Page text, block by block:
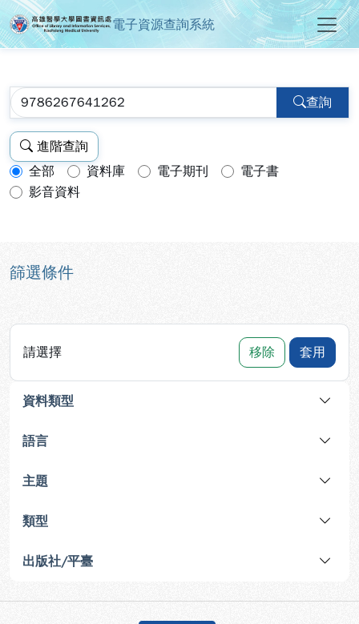
高雄醫學大學圖書資訊處電子資
電子資源查詢系統
查詢
進階查詢
查詢模式：
全部 資料庫 電子期刊
電子書
影音資料
篩選條件
請選擇 移除 套用
資料類型
語言
主題
類型
出版社/平臺